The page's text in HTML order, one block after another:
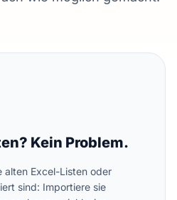
Kein Problem.
alten Excel-Listen oder
sind: Importiere sie